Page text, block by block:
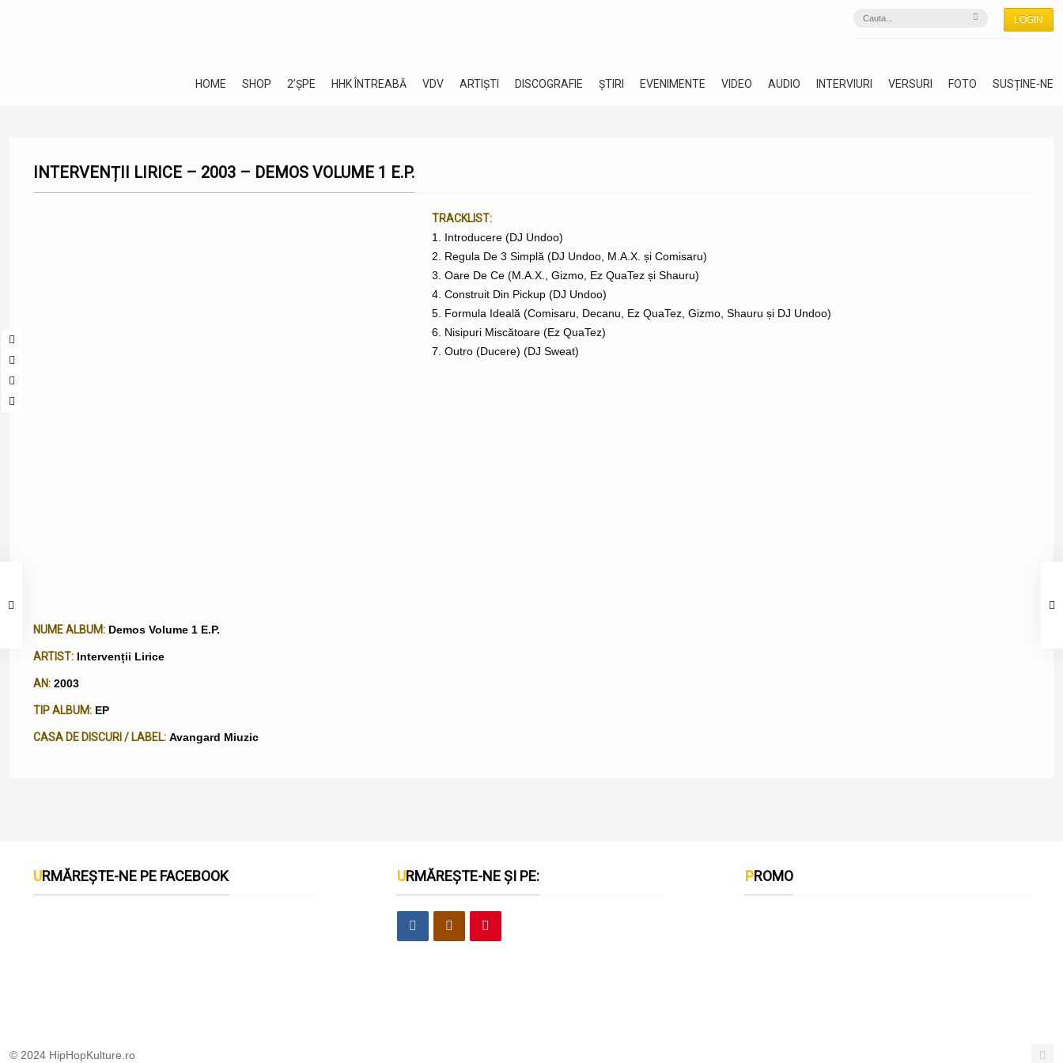
LOGIN
HOME SHOP 2’ȘPE HHK ÎNTREABĂ VDV ARTIȘTI DISCOGRAFIE ȘTIRI EVENIMENTE VIDEO AUDIO INTERVIURI VERSURI FOTO SUSȚINE-NE
INTERVENȚII LIRICE – 2003 – DEMOS VOLUME 1 E.P.
TRACKLIST:
1. Introducere (DJ Undoo)
2. Regula De 3 Simplă (DJ Undoo, M.A.X. și Comisaru)
3. Oare De Ce (M.A.X., Gizmo, Ez QuaTez și Shauru)
4. Construit Din Pickup (DJ Undoo)
5. Formula Ideală (Comisaru, Decanu, Ez QuaTez, Gizmo, Shauru și DJ Undoo)
6. Nisipuri Miscătoare (Ez QuaTez)
7. Outro (Ducere) (DJ Sweat)
NUME ALBUM: Demos Volume 1 E.P.
ARTIST: Intervenții Lirice
AN: 2003
TIP ALBUM: EP
CASA DE DISCURI / LABEL: Avangard Miuzic
URMĂREȘTE-NE PE FACEBOOK URMĂREȘTE-NE ȘI PE: PROMO
© 2024 HipHopKulture.ro